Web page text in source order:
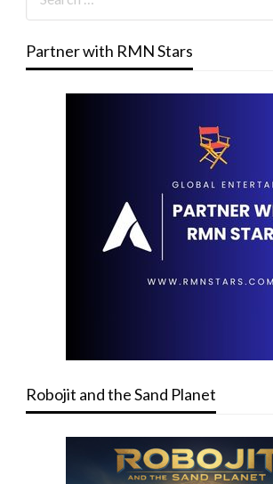
Partner with RMN Stars
Robojit and the Sand Planet